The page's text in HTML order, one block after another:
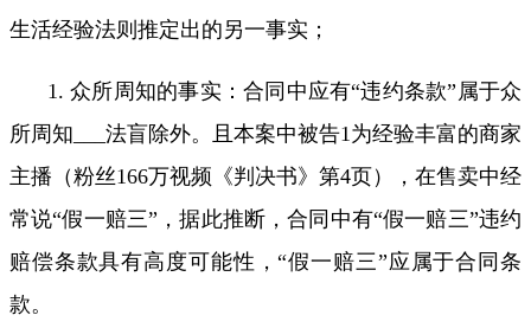
生活经验法则推定出的另一事实；
1.众所周知的事实：合同中应有“违约条款” 属于众
所周知
法盲除外。且本案中被告1 为经验丰富的商家
主播（粉丝166万视频《判决书》第4页），在售卖中经
常说“假一赔三” ，据此推断，合同中有“假一赔三”违约
赔偿条款具有高度可能性，“假一赔三”应属于合同条
款。